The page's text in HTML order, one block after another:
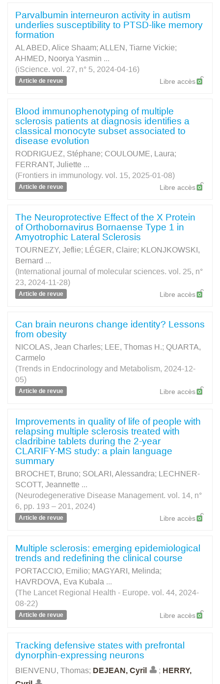
Parvalbumin interneuron activity in autism
underlies susceptibility to PTSD-like memory
formation
AL ABED, Alice Shaam; ALLEN, Tiarne Vickie;
AHMED, Noorya Yasmin ...
(iScience. vol. 27, n° 5, 2024-04-16)
Article de revue Libre accès
Blood immunophenotyping of multiple
sclerosis patients at diagnosis identifies a
classical monocyte subset associated to
disease evolution
RODRIGUEZ, Stéphane; COULOUME, Laura;
FERRANT, Juliette ...
(Frontiers in immunology. vol. 15, 2025-01-08)
Article de revue Libre accès
The Neuroprotective Effect of the X Protein
of Orthobornavirus Bornaense Type 1 in
Amyotrophic Lateral Sclerosis
TOURNEZY, Jeflie; LÉGER, Claire; KLONJKOWSKI,
Bernard ...
(International journal of molecular sciences. vol. 25, n°
23, 2024-11-28)
Article de revue Libre accès
Can brain neurons change identity? Lessons
from obesity
NICOLAS, Jean Charles; LEE, Thomas H.; QUARTA,
Carmelo
(Trends in Endocrinology and Metabolism, 2024-12-
05)
Article de revue Libre accès
Improvements in quality of life of people with
relapsing multiple sclerosis treated with
cladribine tablets during the 2-year
CLARIFY-MS study: a plain language
summary
BROCHET, Bruno; SOLARI, Alessandra; LECHNER-
SCOTT, Jeannette ...
(Neurodegenerative Disease Management. vol. 14, n°
6, pp. 193 – 201, 2024)
Article de revue Libre accès
Multiple sclerosis: emerging epidemiological
trends and redefining the clinical course
PORTACCIO, Emilio; MAGYARI, Melinda;
HAVRDOVA, Eva Kubala ...
(The Lancet Regional Health - Europe. vol. 44, 2024-
08-22)
Article de revue Libre accès
Tracking defensive states with prefrontal
dynorphin-expressing neurons
BIENVENU, Thomas; DEJEAN, Cyril ; HERRY,